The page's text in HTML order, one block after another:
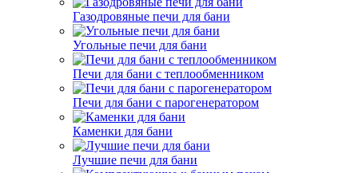
Газодровяные печи для бани
Угольные печи для бани
Печи для бани с теплообменником
Печи для бани с парогенератором
Каменки для бани
Лучшие печи для бани